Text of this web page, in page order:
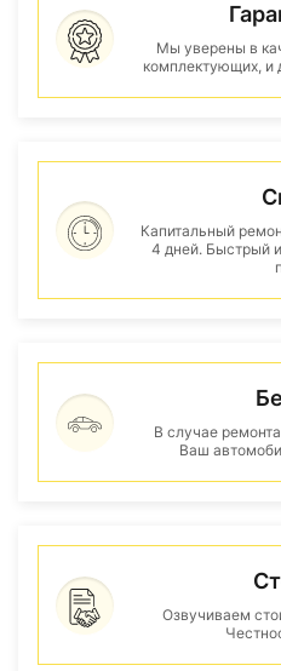
Мы уверены в
комплектующих, и
Капитальный
4 дней. Быстрый и
В случае
Ваш
Озвучиваем